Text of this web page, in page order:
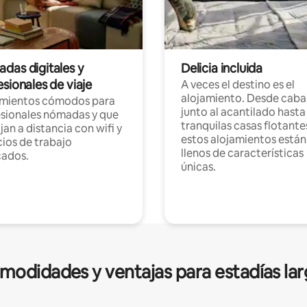
digitales y
de viaje
cómodos para
nómadas y que
a distancia con wifi y
de trabajo
Delicia incluida
A veces el destino es el
alojamiento. Desde
junto al acantilado hasta
tranquilas casas
estos alojamientos están
llenos de características
únicas.
y ventajas para estadías